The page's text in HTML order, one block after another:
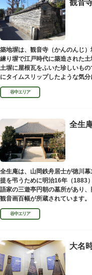
観音
築地塀は、観音寺（かんのんじ
練り塀で江戸時代に築造された
土塀に屋根瓦をふいた珍しいも
にタイムスリップしたような気
まちかど賞」を受賞しました。
谷中エリア
全生
全生庵は、山岡鉄舟居士が徳川
提を弔うために明治16年（1883
語家の三遊亭円朝の墓所があり
観音画百幅が所蔵されています。
谷中エリア
大名